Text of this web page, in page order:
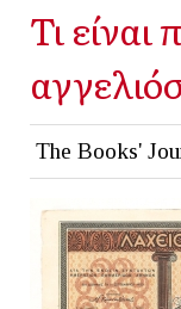
Τι είναι
The Books'